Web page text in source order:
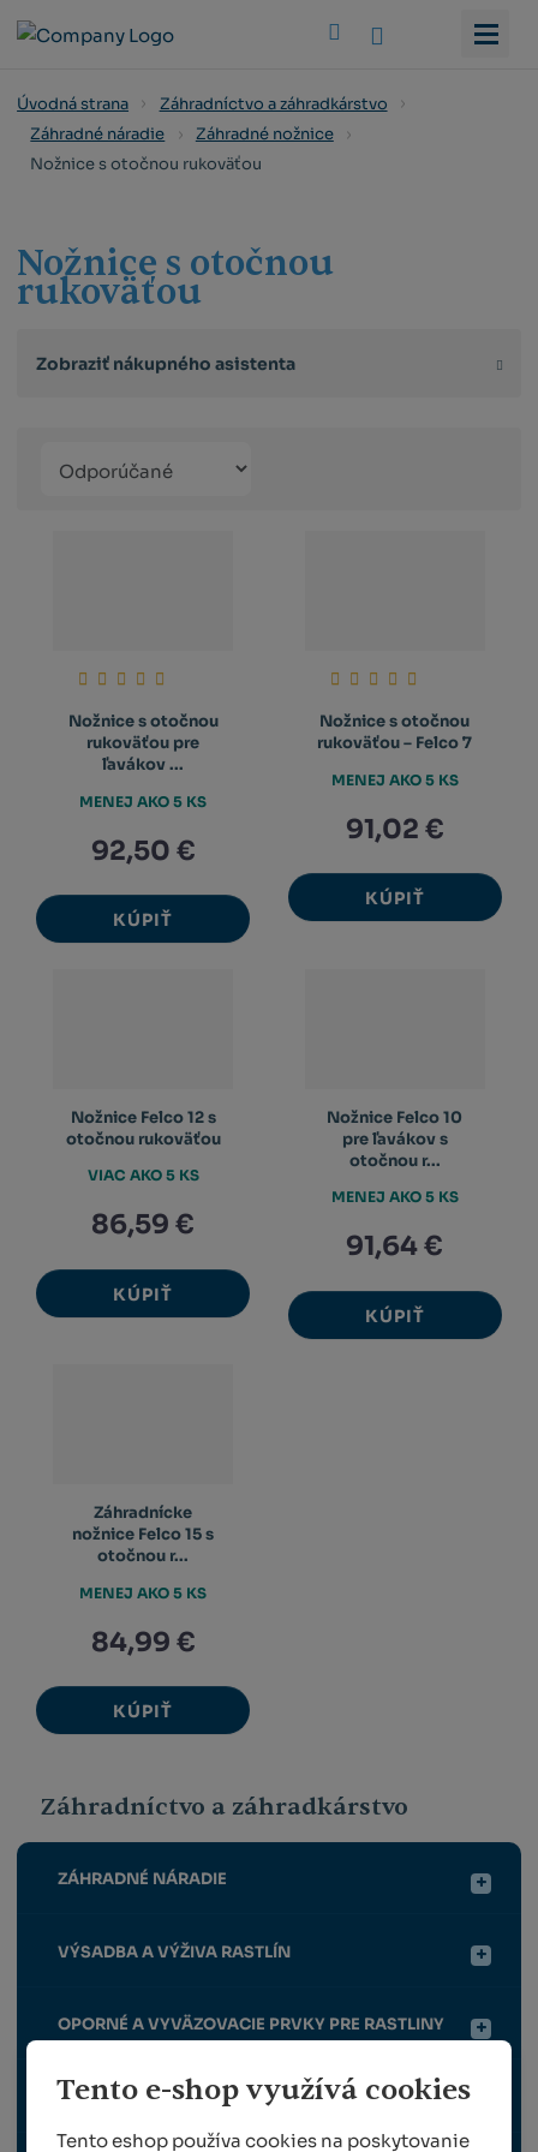
Tento e-shop využívá cookies
Tento eshop používa cookies na poskytovanie
Úvodná strana
Záhradníctvo a záhradkárstvo
Záhradné náradie
Záhradné nožnice
Nožnice s otočnou rukoväťou
Nožnice s otočnou
rukoväťou
Zobraziť nákupného asistenta
produktů
Nožnice s otočnou
rukoväťou pre
ľavákov ...
92,50 €
KÚPIŤ
MENEJ AKO 5 KS
Nožnice s otočnou
rukoväťou – Felco 7
91,02 €
KÚPIŤ
MENEJ AKO 5 KS
Nožnice Felco 12 s
otočnou rukoväťou
86,59 €
KÚPIŤ
VIAC AKO 5 KS
Nožnice Felco 10
pre ľavákov s
otočnou r...
91,64 €
KÚPIŤ
MENEJ AKO 5 KS
Záhradnícke
nožnice Felco 15 s
otočnou r...
84,99 €
KÚPIŤ
MENEJ AKO 5 KS
Záhradníctvo a záhradkárstvo
ZÁHRADNÉ NÁRADIE
VÝSADBA A VÝŽIVA RASTLÍN
OPORNÉ A VYVÄZOVACIE PRVKY PRE RASTLINY
OCHRANA RASTLÍN